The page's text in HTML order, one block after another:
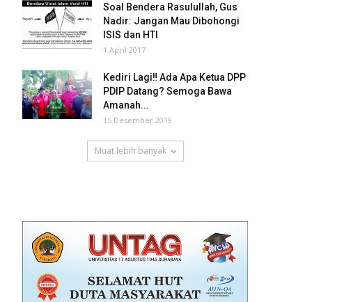
Soal Bendera Rasulullah, Gus
Nadir: Jangan Mau Dibohongi
ISIS dan HTI
1 April 2017
Kediri Lagi‼ Ada Apa Ketua DPP
PDIP Datang? Semoga Bawa
Amanah...
15 Desember 2019
Muat lebih banyak